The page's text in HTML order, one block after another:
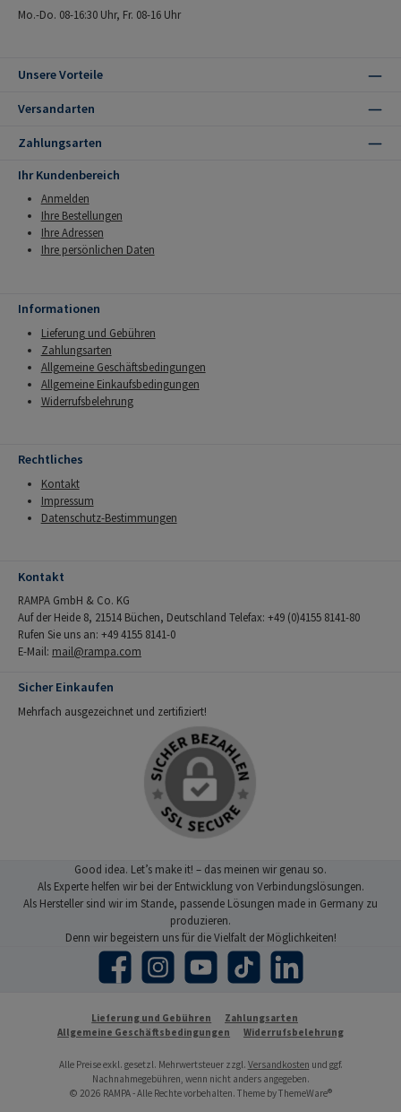
Mo.-Do. 08-16:30 Uhr, Fr. 08-16 Uhr
Unsere Vorteile
Versandarten
Zahlungsarten
Ihr Kundenbereich
Anmelden
Ihre Bestellungen
Ihre Adressen
Ihre persönlichen Daten
Informationen
Lieferung und Gebühren
Zahlungsarten
Allgemeine Geschäftsbedingungen
Allgemeine Einkaufsbedingungen
Widerrufsbelehrung
Rechtliches
Kontakt
Impressum
Datenschutz-Bestimmungen
Kontakt
RAMPA GmbH & Co. KG
Auf der Heide 8, 21514 Büchen, Deutschland Telefax: +49 (0)4155 8141-80
Rufen Sie uns an: +49 4155 8141-0
E-Mail: mail@rampa.com
Sicher Einkaufen
Mehrfach ausgezeichnet und zertifiziert!
Good idea. Let’s make it! – das meinen wir genau so.
Als Experte helfen wir bei der Entwicklung von Verbindungslösungen.
Als Hersteller sind wir im Stande, passende Lösungen made in Germany zu
produzieren.
Denn wir begeistern uns für die Vielfalt der Möglichkeiten!
Facebook Instagram YouTube TikTok LinkedIn
Lieferung und Gebühren
Zahlungsarten
Allgemeine Geschäftsbedingungen
Widerrufsbelehrung
Alle Preise exkl. gesetzl. Mehrwertsteuer zzgl. Versandkosten und ggf.
Nachnahmegebühren, wenn nicht anders angegeben.
© 2026 RAMPA - Alle Rechte vorbehalten. Theme byThemeWare®